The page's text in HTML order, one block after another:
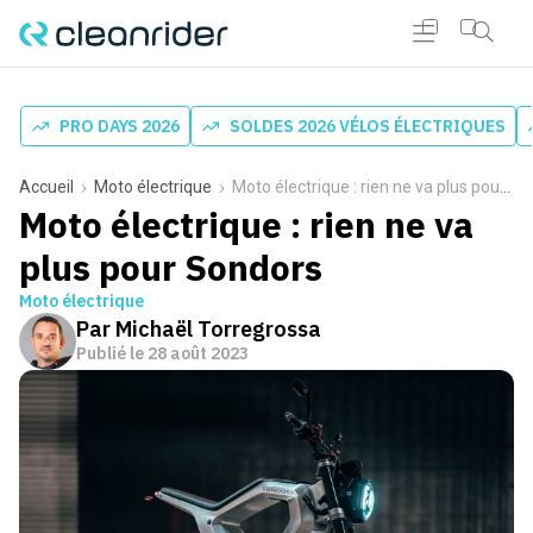
PRO DAYS 2026 SOLDES 2026 VÉLOS ÉLECTRIQUES
Accueil Moto électrique Moto électrique : rien ne va plus pour Sondors
Moto électrique : rien ne va
plus pour Sondors
Moto électrique
Par Michaël Torregrossa
Publié le 28 août 2023